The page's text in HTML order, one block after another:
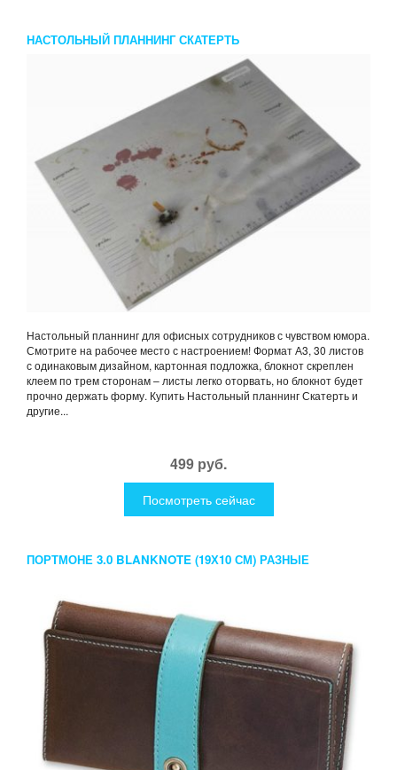
НАСТОЛЬНЫЙ ПЛАННИНГ СКАТЕРТЬ
Настольный планнинг для офисных сотрудников с чувством юмора.
Смотрите на рабочее место с настроением! Формат А3, 30 листов
с одинаковым дизайном, картонная подложка, блокнот скреплен
клеем по трем сторонам – листы легко оторвать, но блокнот будет
прочно держать форму. Купить Настольный планнинг Скатерть и
другие...
499 руб.
Посмотреть сейчас
ПОРТМОНЕ 3.0 BLANKNOTE (19Х10 СМ) РАЗНЫЕ